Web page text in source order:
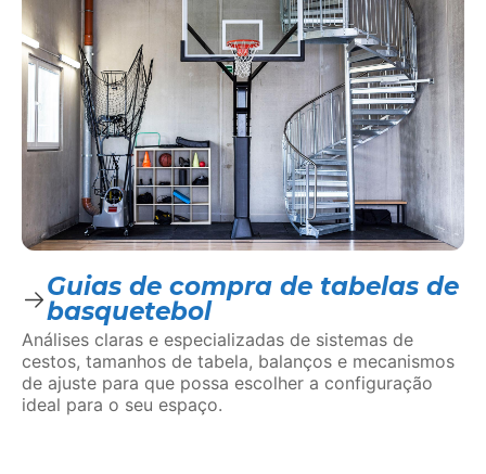
Guias de compra de tabelas de
basquetebol
Análises claras e especializadas de sistemas de
cestos, tamanhos de tabela, balanços e mecanismos
de ajuste para que possa escolher a configuração
ideal para o seu espaço.